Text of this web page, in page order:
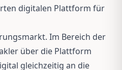
digitalen Plattform für
Im Bereich der
über die Plattform
gleichzeitig an die